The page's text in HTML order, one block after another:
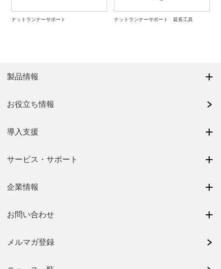
ナットランナーサポート ナットランナーサポート 延長工具
製品情報
お役立ち情報
導入支援
サービス・サポート
企業情報
お問い合わせ
メルマガ登録